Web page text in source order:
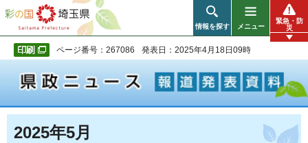
彩の国 埼玉県
情報を探す メニュー
緊急・防
災
ページ番号：267086 発表日：2025年4月18日09時
2025年5月